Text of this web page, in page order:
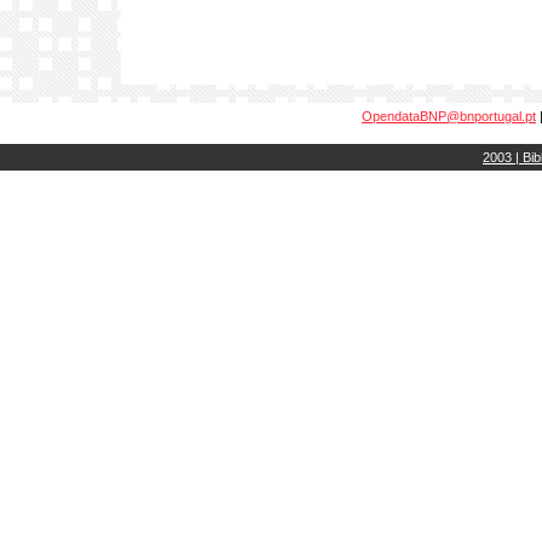
OpendataBNP@bnportugal.pt
2003 |